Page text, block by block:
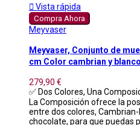
 Vista rápida
Compra Ahora
Meyvaser
Meyvaser, Conjunto de
cm Color cambrian y
279,90 €
✅ Dos Colores, Una
La Composición ofrece la
entre dos colores,
chocolate, para que puedas